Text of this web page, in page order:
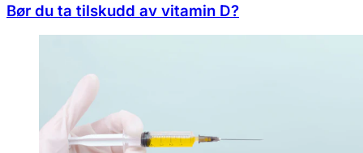
Bør du ta tilskudd av vitamin D?